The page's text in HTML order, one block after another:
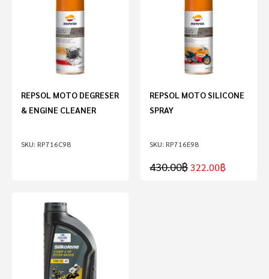
RP716C98
REPSOL MOTO DEGRESER
& ENGINE CLEANER
RP716E98
REPSOL MOTO SILICONE
SPRAY
430.00฿322.00฿